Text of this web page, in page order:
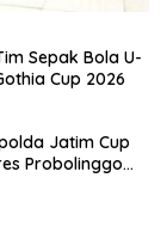
Sepak Bola U-
Cup 2026
Jatim Cup
Probolinggo